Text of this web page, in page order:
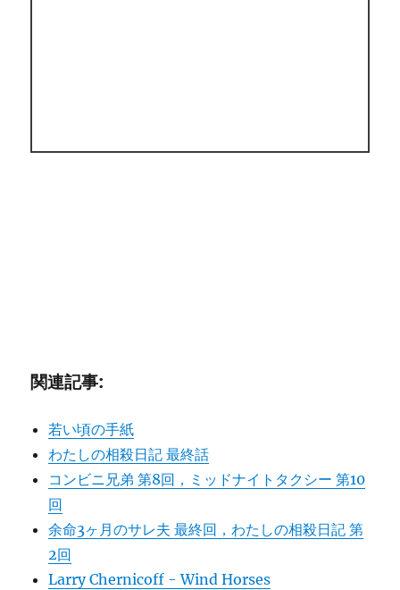
関連記事:
若い頃の手紙
わたしの相殺日記 最終話
コンビニ兄弟 第8回，ミッドナイトタクシー 第10
回
余命3ヶ月のサレ夫 最終回，わたしの相殺日記 第
2回
Larry Chernicoff - Wind Horses